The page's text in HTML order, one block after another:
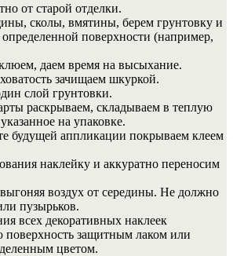
от старой отделки.
сколы, вмятины, берем грунтовку и
поверхности (например,
даем время на высыхание.
зачищаем шкуркой.
слой грунтовки.
раскрываем, складываем в теплую
на упаковке.
будущей аппликации покрываем клеем
наклейку и аккуратно переносим
воздух от середины. Не должно
пузырьков.
всех декоративных наклеек
защитным лаком или
цветом.